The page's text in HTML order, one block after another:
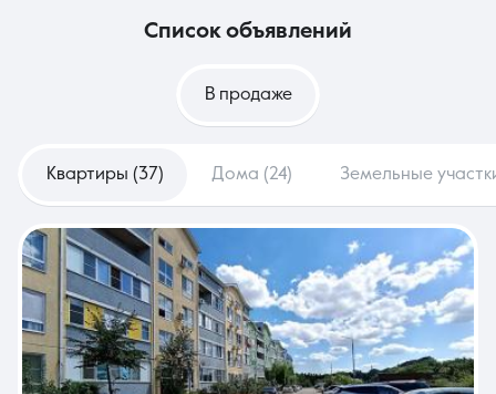
список объявлений
В продаже
Квартиры (37) Дома (24) Земельные